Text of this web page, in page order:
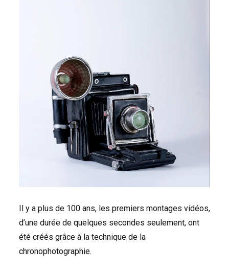
Il y a plus de 100 ans, les premiers montages vidéos,
d’une durée de quelques secondes seulement, ont
été créés grâce à la technique de la
chronophotographie.